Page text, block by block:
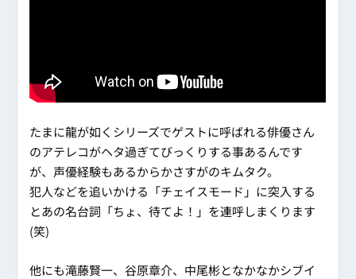
たまに龍が如くシリーズでゲストに呼ばれる俳優さん
のアテレコがヘタ過ぎてびっくりする事あるんです
が、声優経験もあるからかさすがのキムタク。
犯人などを追いかける「チェイスモード」に突入する
とあの名台詞「ちょ、待てよ！」を連呼しまくります
(笑)
他にも滝藤賢一、谷原章介、中尾彬となかなかシブイ